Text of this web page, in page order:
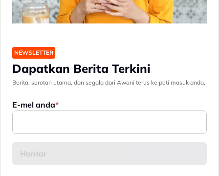
NEWSLETTER
Dapatkan Berita Terkini
Berita, sorotan utama, dan segala dari Awani terus ke peti masuk anda.
E-mel anda